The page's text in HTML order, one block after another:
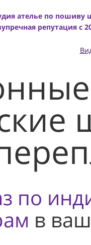
ателье по пошиву
репутация с
по
в